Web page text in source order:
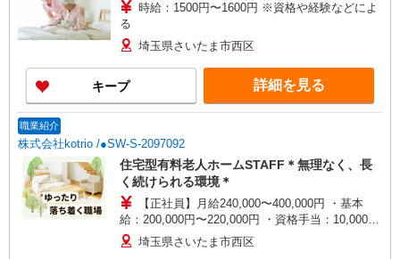
時給：1500円〜1600円 ※資格や経験などによ
る
埼玉県さいたま市西区
キープ 詳細を見る
職業紹介
株式会社kotrio /●SW-S-2097092
住宅型有料老人ホームSTAFF＊無理なく、長
く続けられる環境＊
【正社員】月給240,000〜400,000円 ・基本
給：200,000円〜220,000円 ・資格手当：10,000〜
30,000円 ・役職手当：10,000〜70,000円 ・処遇改
善手当：20,000〜60,000円（勤続年数、保有資格
埼玉県さいたま市西区